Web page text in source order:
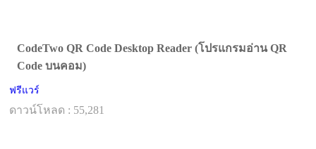
CodeTwo QR Code Desktop Reader (โปรแกรมอ่าน QR
Code บนคอม)
ฟรีแวร์
ดาวน์โหลด : 55,281